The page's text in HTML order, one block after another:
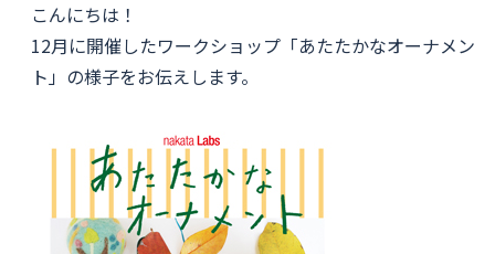
こんにちは！
12月に開催したワークショップ「あたたかなオーナメン
ト」の様子をお伝えします。